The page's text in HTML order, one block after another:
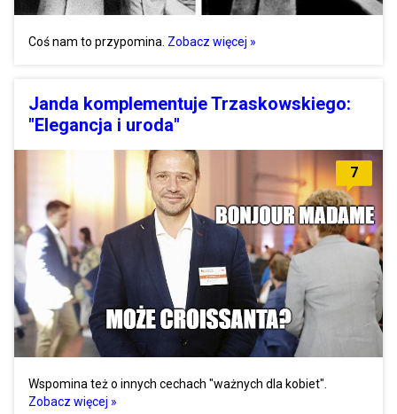
Coś nam to przypomina. Zobacz więcej »
Janda komplementuje Trzaskowskiego:
"Elegancja i uroda"
7
Wspomina też o innych cechach "ważnych dla kobiet".
Zobacz więcej »